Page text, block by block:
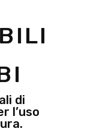
di
l’uso